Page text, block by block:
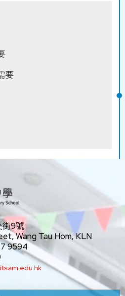
要
街9號
Wang Tau Hom, KLN
9594